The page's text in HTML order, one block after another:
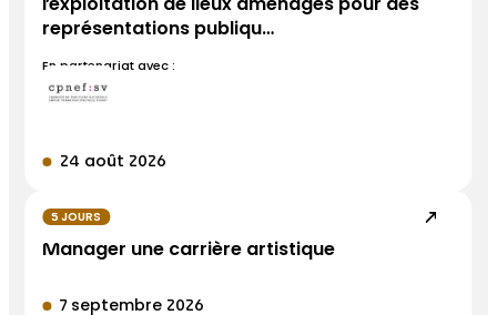
l’exploitation de lieux aménagés pour des
représentations publiqu…
En partenariat avec :
24 août 2026
5 JOURS
Manager une carrière artistique
7 septembre 2026